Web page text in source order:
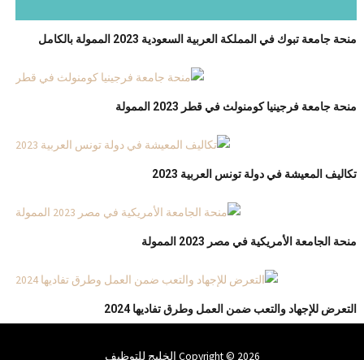
منحة جامعة تبوك في المملكة العربية السعودية 2023 الممولة بالكامل
منحة جامعة فرجينيا كومنولث في قطر 2023 الممولة
تكاليف المعيشة في دولة تونس العربية 2023
منحة الجامعة الأمريكية في مصر 2023 الممولة
التعرض للإجهاد والتعب ضمن العمل وطرق تفاديها 2024
Copyright © 2026 الخليج للتوظيف